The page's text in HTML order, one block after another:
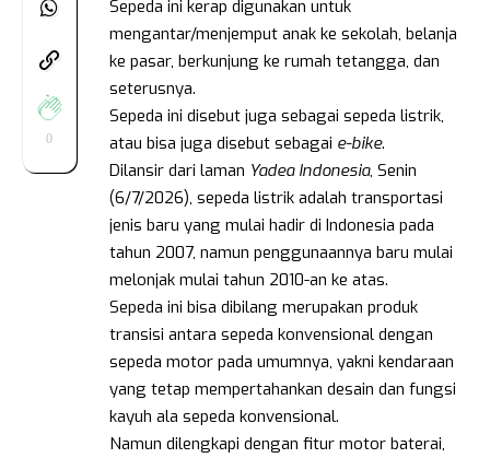
0
Sepeda ini kerap digunakan untuk
mengantar/menjemput anak ke sekolah, belanja
ke pasar, berkunjung ke rumah tetangga, dan
seterusnya.
Sepeda ini disebut juga sebagai sepeda listrik,
atau bisa juga disebut sebagai e-bike.
Dilansir dari laman Yadea Indonesia, Senin
(6/7/2026), sepeda listrik adalah transportasi
jenis baru yang mulai hadir di Indonesia pada
tahun 2007, namun penggunaannya baru mulai
melonjak mulai tahun 2010-an ke atas.
Sepeda ini bisa dibilang merupakan produk
transisi antara sepeda konvensional dengan
sepeda motor pada umumnya, yakni kendaraan
yang tetap mempertahankan desain dan fungsi
kayuh ala sepeda konvensional.
Namun dilengkapi dengan fitur motor baterai,